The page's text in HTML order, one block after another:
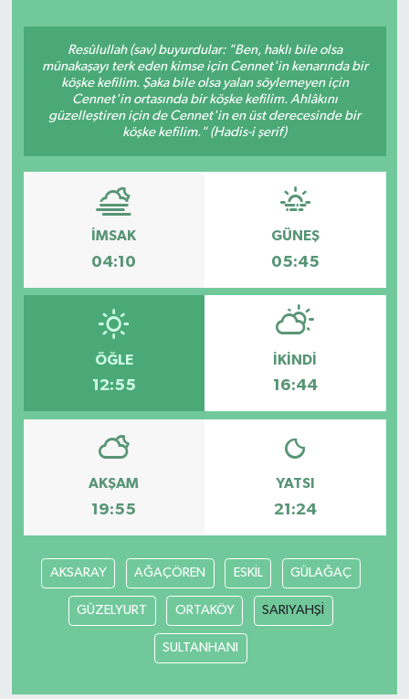
Resûlullah (sav) buyurdular: "Ben, haklı bile olsa
münakaşayı terk eden kimse için Cennet'in kenarında bir
köşke kefilim. Şaka bile olsa yalan söylemeyen için
Cennet'in ortasında bir köşke kefilim. Ahlâkını
güzelleştiren için de Cennet'in en üst derecesinde bir
köşke kefilim." (Hadis-i şerif)
İMSAK
04:10
GÜNEŞ
05:45
ÖĞLE
12:55
İKINDI
16:44
AKŞAM
19:55
YATSI
21:24
AKSARAY AĞAÇÖREN ESKİL GÜLAĞAÇ
GÜZELYURT ORTAKÖY SARIYAHŞİ
SULTANHANI